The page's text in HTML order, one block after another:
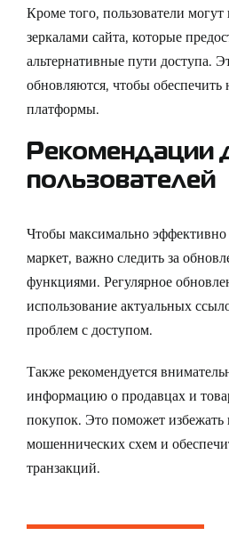
Кроме того, пользователи могут
зеркалами сайта, которые
альтернативные пути доступа.
обновляются, чтобы
платформы.
Рекомендации
пользователей
Чтобы максимально эффективно
маркет, важно следить за
функциями. Регулярное
использование актуальных
проблем с доступом.
Также рекомендуется
информацию о продавцах и
покупок. Это поможет
мошеннических схем и
транзакций.